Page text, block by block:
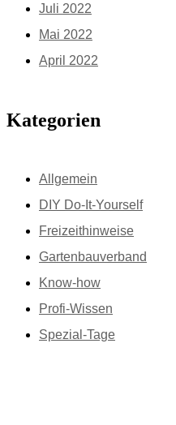
Juli 2022
Mai 2022
April 2022
Kategorien
Allgemein
DIY Do-It-Yourself
Freizeithinweise
Gartenbauverband
Know-how
Profi-Wissen
Spezial-Tage